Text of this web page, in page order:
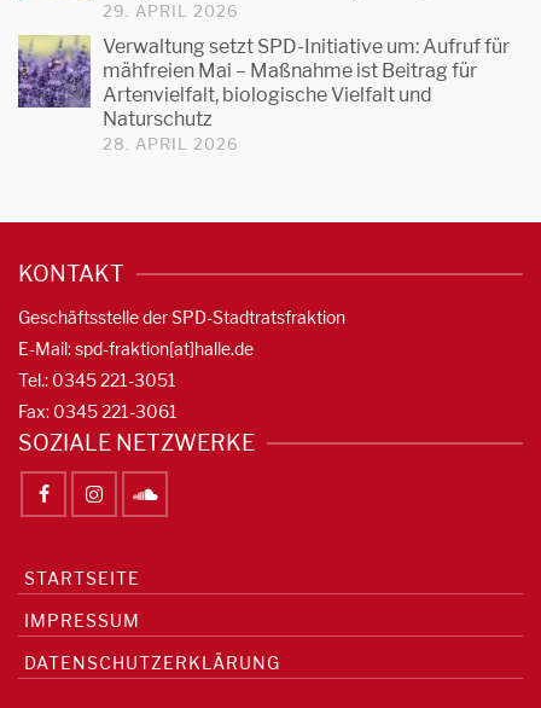
29. APRIL 2026
Verwaltung setzt SPD-Initiative um: Aufruf für
mähfreien Mai – Maßnahme ist Beitrag für
Artenvielfalt, biologische Vielfalt und
Naturschutz
28. APRIL 2026
KONTAKT
Geschäftsstelle der SPD-Stadtratsfraktion
E-Mail: spd-fraktion[at]halle.de
Tel.: 0345 221-3051
Fax: 0345 221-3061
SOZIALE NETZWERKE
STARTSEITE
IMPRESSUM
DATENSCHUTZERKLÄRUNG